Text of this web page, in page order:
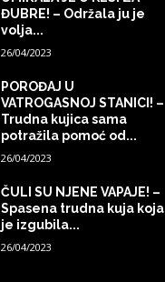
ĐUBRE! – Održala ju je
volja...
26/04/2023
POROĐAJ U
VATROGASNOJ STANICI! –
Trudna kujica sama
potražila pomoć od...
26/04/2023
ČULI SU NJENE VAPAJE! –
Spasena trudna kuja koja
je izgubila...
26/04/2023